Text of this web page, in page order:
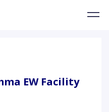
EW Facility